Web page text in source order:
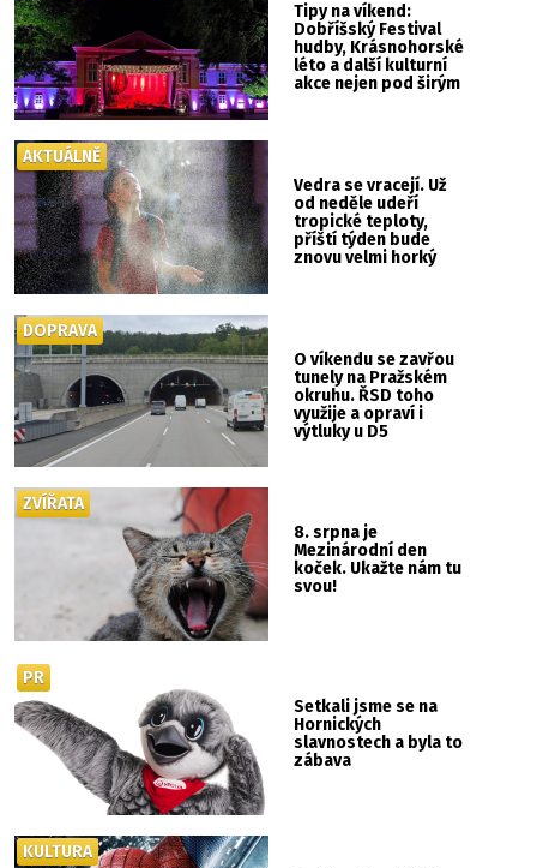
Tipy na víkend:
Dobříšský Festival
hudby, Krásnohorské
léto a další kulturní
akce nejen pod širým
Vedra se vracejí. Už
od neděle udeří
tropické teploty,
příští týden bude
znovu velmi horký
AKTUÁLNĚ
O víkendu se zavřou
tunely na Pražském
okruhu. ŘSD toho
využije a opraví i
výtluky u D5
DOPRAVA
8. srpna je
Mezinárodní den
koček. Ukažte nám tu
svou!
ZVÍŘATA
Setkali jsme se na
Hornických
slavnostech a byla to
zábava
PR
KULTURA